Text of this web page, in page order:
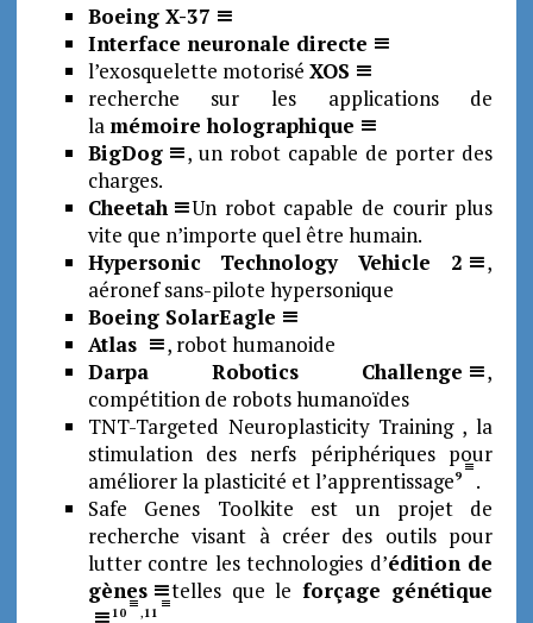
Boeing X-37
Interface neuronale directe
l’exosquelette motorisé XOS
recherche sur les applications de
la mémoire holographique
BigDog
, un robot capable de porter des
charges.
Cheetah
Un robot capable de courir plus
vite que n’importe quel être humain.
Hypersonic Technology Vehicle 2
,
aéronef sans-pilote hypersonique
Boeing SolarEagle
Atlas
, robot humanoide
Darpa Robotics Challenge
,
compétition de robots humanoïdes
TNT-Targeted Neuroplasticity Training , la
stimulation des nerfs périphériques pour
améliorer la plasticité et l’apprentissage9
.
Safe Genes Toolkite est un projet de
recherche visant à créer des outils pour
lutter contre les technologies d’édition de
gènes
telles que le forçage génétique
10 ,11